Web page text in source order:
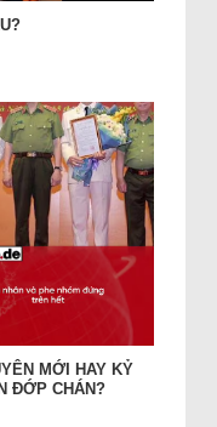
MỚI HAY KỶ
ĐỚP CHÁN?